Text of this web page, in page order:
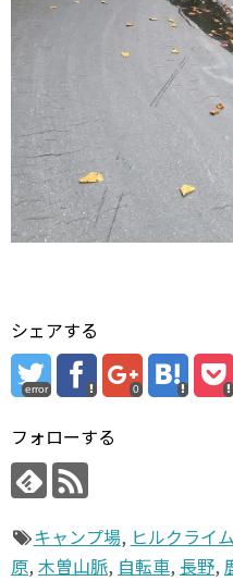
シェアする
error 0
フォローする
キャンプ場, ヒルクライム
原, 木曽山脈, 自転車, 長野,